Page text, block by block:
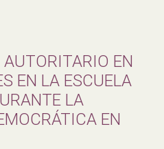
EN
EN LA ESCUELA
LA
EN